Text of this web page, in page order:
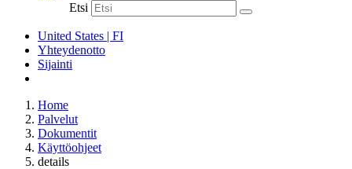
Etsi
United States | FI
Yhteydenotto
Sijainti
Home
Palvelut
Dokumentit
Käyttöohjeet
details